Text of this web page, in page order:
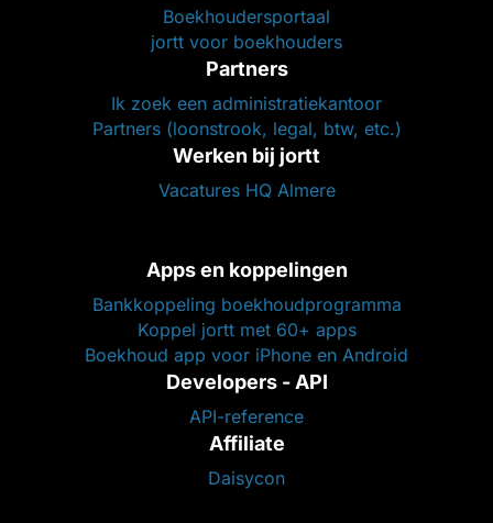
Boekhoudersportaal
jortt voor boekhouders
Partners
Ik zoek een administratiekantoor
Partners (loonstrook, legal, btw, etc.)
Werken bij jortt
Vacatures HQ Almere
Apps en koppelingen
Bankkoppeling boekhoudprogramma
Koppel jortt met 60+ apps
Boekhoud app voor iPhone en Android
Developers - API
API-reference
Affiliate
Daisycon